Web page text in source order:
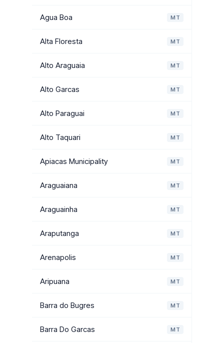
Agua Boa MT
Alta Floresta MT
Alto Araguaia MT
Alto Garcas MT
Alto Paraguai MT
Alto Taquari MT
Apiacas Municipality MT
Araguaiana MT
Araguainha MT
Araputanga MT
Arenapolis MT
Aripuana MT
Barra do Bugres MT
Barra Do Garcas MT